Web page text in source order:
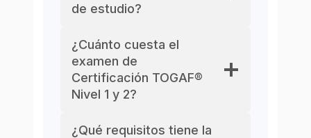
de estudio?
¿Cuánto cuesta el
examen de
Certificación TOGAF®
Nivel 1 y 2?
¿Qué requisitos tiene la